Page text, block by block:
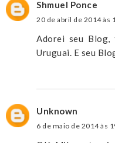
Shmuel Ponce
20 de abril de 2014 às
Adorei seu Blog,
Uruguai. E seu
Unknown
6 de maio de 2014 às